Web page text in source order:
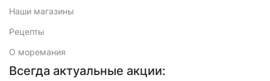
Наши магазины
Рецепты
О моремания
Всегда актуальные акции: